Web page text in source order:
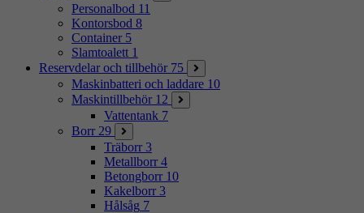
Personalbod 11
Kontorsbod 8
Container 5
Slamtoalett 1
Reservdelar och tillbehör 75
Maskinbatteri och laddare 10
Maskintillbehör 12
Vattentank 7
Borr 29
Träborr 3
Metallborr 4
Betongborr 10
Kakelborr 3
Hålsåg 7